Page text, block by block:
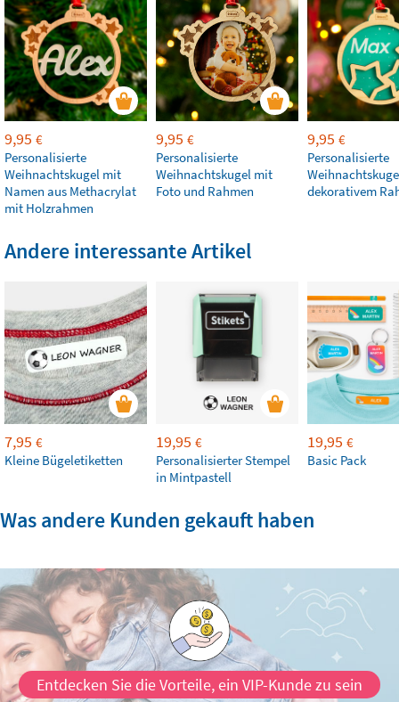
9,95 €
Personalisierte
Weihnachtskugel mit
Namen aus Methacrylat
mit Holzrahmen
9,95 €
Personalisierte
Weihnachtskugel mit
Foto und Rahmen
9,95 €
Personalisierte
dekorativem
Andere interessante Artikel
7,95 €
Kleine Bügeletiketten
19,95 €
Personalisierter Stempel
in Mintpastell
19,95 €
Basic Pack
Was andere Kunden gekauft haben
Entdecken Sie die Vorteile, ein VIP-Kunde zu sein